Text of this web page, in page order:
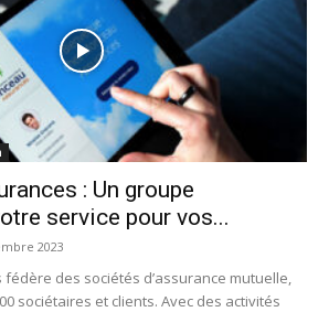
: Un groupe
service pour vos...
2023
des sociétés d’assurance mutuelle,
sociétaires et clients. Avec des activités